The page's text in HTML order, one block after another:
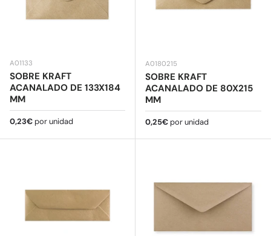
A01133
SOBRE KRAFT
ACANALADO DE 133X184
MM
Precio normal
0,23€ por unidad
A0180215
SOBRE KRAFT
ACANALADO DE 80X215
MM
Precio normal
0,25€ por unidad